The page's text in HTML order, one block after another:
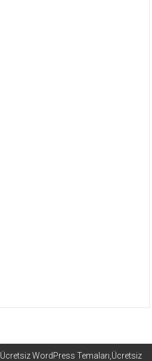
Ücretsiz WordPress Temaları,Ücretsiz